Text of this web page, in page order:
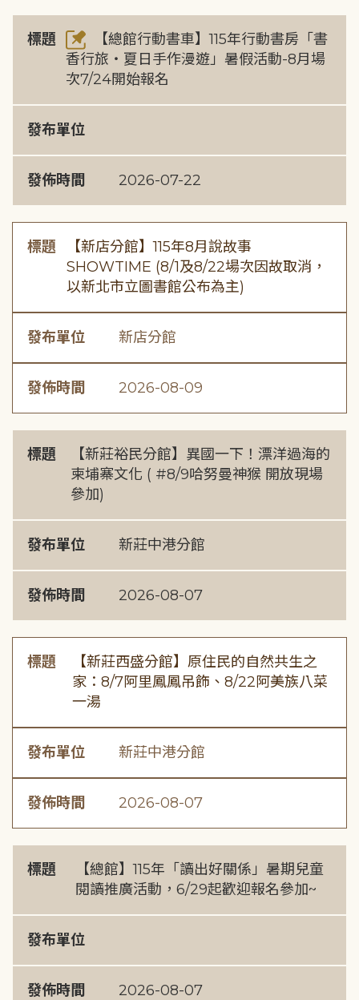
標題
【總館行動書車】115年行動書房「書
香行旅・夏日手作漫遊」暑假活動-8月場
次7/24開始報名
發布單位
發佈時間 2026-07-22
標題
【新店分館】115年8月說故事
SHOWTIME (8/1及8/22場次因故取消，
以新北市立圖書館公布為主)
發布單位 新店分館
發佈時間 2026-08-09
標題
【新莊裕民分館】異國一下！漂洋過海的
柬埔寨文化 ( #8/9哈努曼神猴 開放現場
參加)
發布單位 新莊中港分館
發佈時間 2026-08-07
標題
【新莊西盛分館】原住民的自然共生之
家：8/7阿里鳳鳳吊飾、8/22阿美族八菜
一湯
發布單位 新莊中港分館
發佈時間 2026-08-07
標題
【總館】115年「讀出好關係」暑期兒童
閱讀推廣活動，6/29起歡迎報名參加~
發布單位
發佈時間 2026-08-07